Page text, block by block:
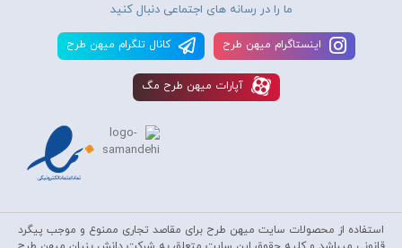
ما را در رسانه های اجتماعی دنبال کنید
اينستاگرام ميهن طرح کانال تلگرام ميهن طرح
آپارات ميهن طرح مگ
استفاده از محصولات سايت میهن طرح برای مقاصد تجاری ممنوع و موجب پیگرد